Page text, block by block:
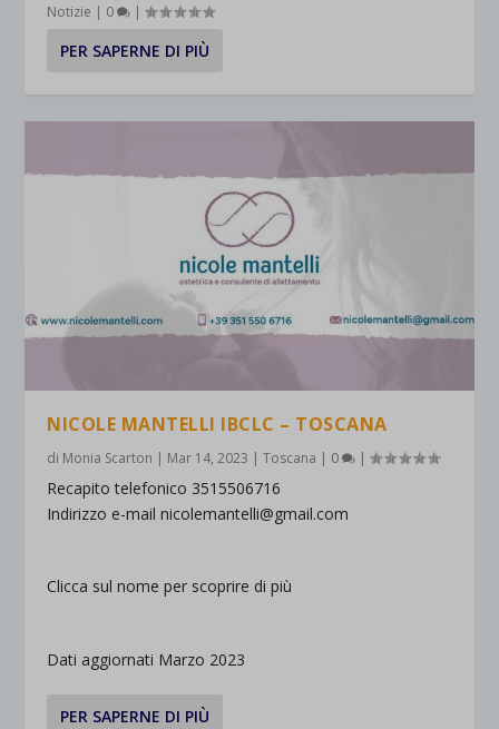
Notizie | 0 |
PER SAPERNE DI PIÙ
NICOLE MANTELLI IBCLC – TOSCANA
di Monia Scarton | Mar 14, 2023 |Toscana | 0 |
Recapito telefonico 3515506716
Indirizzo e-mail nicolemantelli@gmail.com
Clicca sul nome per scoprire di più
Dati aggiornati Marzo 2023
PER SAPERNE DI PIÙ